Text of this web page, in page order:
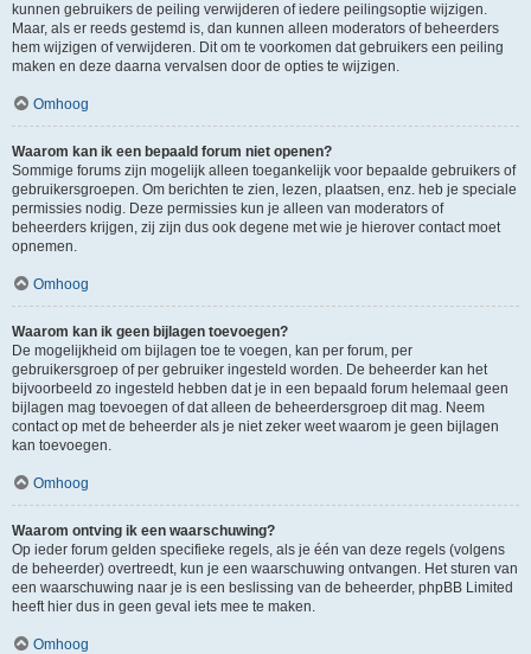
kunnen gebruikers de peiling verwijderen of iedere peilingsoptie wijzigen.
Maar, als er reeds gestemd is, dan kunnen alleen moderators of beheerders
hem wijzigen of verwijderen. Dit om te voorkomen dat gebruikers een peiling
maken en deze daarna vervalsen door de opties te wijzigen.
Omhoog
Waarom kan ik een bepaald forum niet openen?
Sommige forums zijn mogelijk alleen toegankelijk voor bepaalde gebruikers of
gebruikersgroepen. Om berichten te zien, lezen, plaatsen, enz. heb je speciale
permissies nodig. Deze permissies kun je alleen van moderators of
beheerders krijgen, zij zijn dus ook degene met wie je hierover contact moet
opnemen.
Omhoog
Waarom kan ik geen bijlagen toevoegen?
De mogelijkheid om bijlagen toe te voegen, kan per forum, per
gebruikersgroep of per gebruiker ingesteld worden. De beheerder kan het
bijvoorbeeld zo ingesteld hebben dat je in een bepaald forum helemaal geen
bijlagen mag toevoegen of dat alleen de beheerdersgroep dit mag. Neem
contact op met de beheerder als je niet zeker weet waarom je geen bijlagen
kan toevoegen.
Omhoog
Waarom ontving ik een waarschuwing?
Op ieder forum gelden specifieke regels, als je één van deze regels (volgens
de beheerder) overtreedt, kun je een waarschuwing ontvangen. Het sturen van
een waarschuwing naar je is een beslissing van de beheerder, phpBB Limited
heeft hier dus in geen geval iets mee te maken.
Omhoog